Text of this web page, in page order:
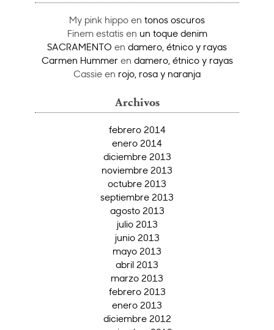
My pink hippo en tonos oscuros
Finem estatisen un toque denim
SACRAMENTO en damero, étnico y rayas
Carmen Hummeren damero, étnico y rayas
Cassie en rojo, rosa y naranja
Archivos
febrero 2014
enero 2014
diciembre 2013
noviembre 2013
octubre 2013
septiembre 2013
agosto 2013
julio 2013
junio 2013
mayo 2013
abril 2013
marzo 2013
febrero 2013
enero 2013
diciembre 2012